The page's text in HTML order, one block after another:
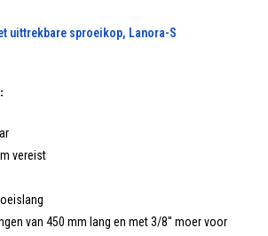
uittrekbare sproeikop, Lanora-S
vereist
van 450 mm lang en met 3/8'' moer voor